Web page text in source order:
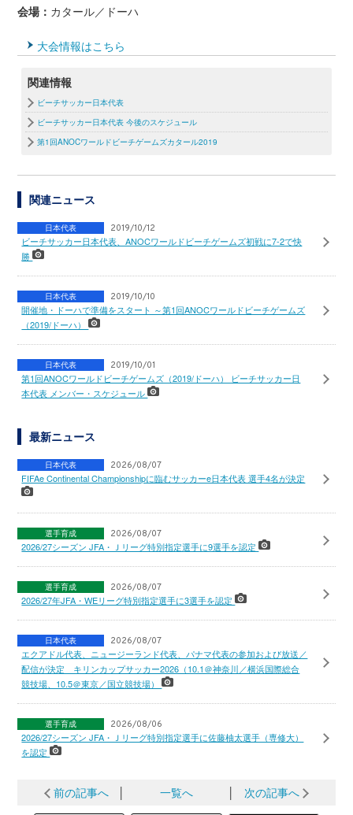
会場： カタール／ドーハ
大会情報はこちら
関連情報
ビーチサッカー日本代表
ビーチサッカー日本代表 今後のスケジュール
第1回ANOCワールドビーチゲームズカタール2019
関連ニュース
日本代表 2019/10/12
ビーチサッカー日本代表、ANOCワールドビーチゲームズ初戦に7-2で快
勝
日本代表 2019/10/10
開催地・ドーハで準備をスタート ～第1回ANOCワールドビーチゲームズ
（2019/ドーハ）
日本代表 2019/10/01
第1回ANOCワールドビーチゲームズ（2019/ドーハ） ビーチサッカー日
本代表 メンバー・スケジュール
最新ニュース
日本代表 2026/08/07
FIFAe Continental Championshipに臨むサッカーe日本代表 選手4名が決定
選手育成 2026/08/07
2026/27シーズン JFA・Ｊリーグ特別指定選手に9選手を認定
選手育成 2026/08/07
2026/27年JFA・WEリーグ特別指定選手に3選手を認定
日本代表 2026/08/07
エクアドル代表、ニュージーランド代表、パナマ代表の参加および放送／
配信が決定 キリンカップサッカー2026（10.1＠神奈川／横浜国際総合
競技場、10.5＠東京／国立競技場）
選手育成 2026/08/06
2026/27シーズン JFA・Ｊリーグ特別指定選手に佐藤柚太選手（専修大）
を認定
前の記事へ 一覧へ 次の記事へ